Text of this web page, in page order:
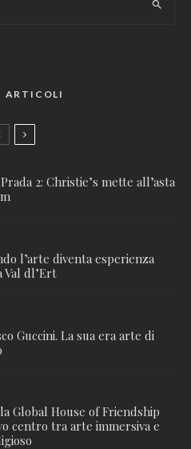
ARTICOLI
2: Christie’s mette all’asta
l’arte diventa esperienza
Val dl’Ert
Guccini. La sua era arte di
Global House of Friendship
centro tra arte immersiva e